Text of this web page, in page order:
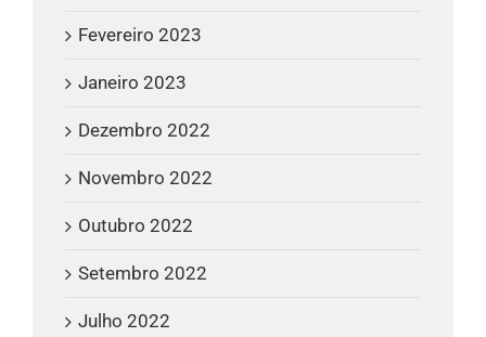
Fevereiro 2023
Janeiro 2023
Dezembro 2022
Novembro 2022
Outubro 2022
Setembro 2022
Julho 2022